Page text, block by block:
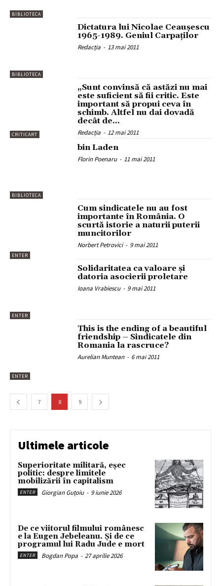
BIBLIOTECA
BIBLIOTECA
Dictatura lui Nicolae Ceauşescu
1965-1989. Geniul Carpaţilor
Redacția - 13 mai 2011
CRITICART
„Sunt convinsă că astăzi nu mai
este suficient să fii critic. Este
important să propui ceva în
schimb. Altfel nu dai dovadă
decât de...
Redacția - 12 mai 2011
BIBLIOTECA
bin Laden
Florin Poenaru - 11 mai 2011
ENTER
Cum sindicatele nu au fost
importante în România. O
scurtă istorie a naturii puterii
muncitorilor
Norbert Petrovici - 9 mai 2011
ENTER
Solidaritatea ca valoare şi
datoria asocierii proletare
Ioana Vrabiescu - 9 mai 2011
ENTER
This is the ending of a beautiful
friendship – Sindicatele din
Romania la rascruce?
Aurelian Muntean - 6 mai 2011
7 8 9
Ultimele articole
Superioritate militară, eșec
politic: despre limitele
mobilizării în capitalism
ENTER Giorgian Guțoiu - 9 iunie 2026
De ce viitorul filmului românesc
e la Eugen Jebeleanu. Și de ce
programul lui Radu Jude e mort
ENTER Bogdan Popa - 27 aprilie 2026